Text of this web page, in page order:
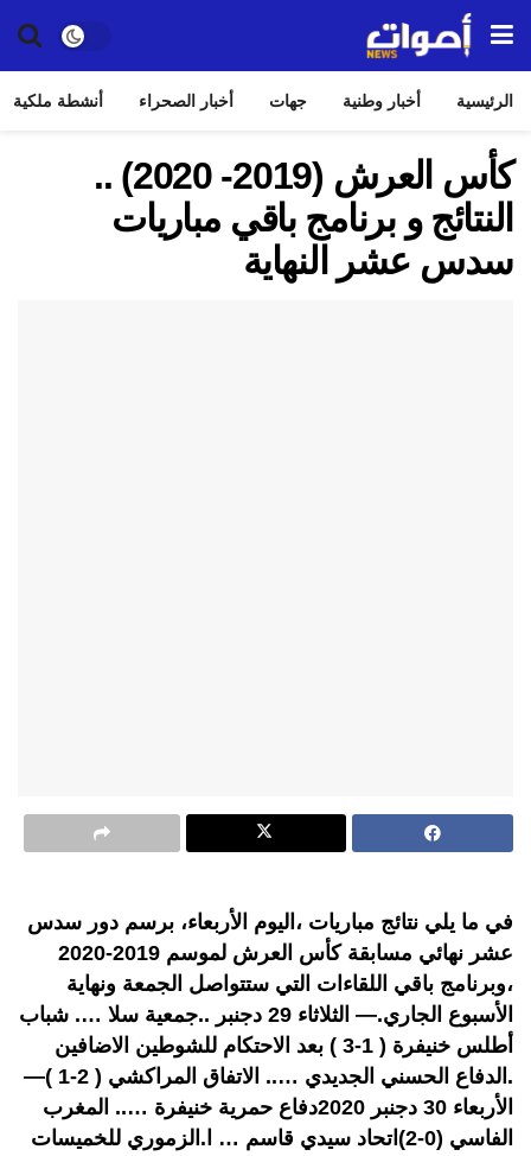
الرئيسية أخبار وطنية جهات أخبار الصحراء أنشطة ملكية
كأس العرش (2019- 2020) ..
النتائج و برنامج باقي مباريات
سدس عشر النهاية
في ما يلي نتائج مباريات ،اليوم الأربعاء، برسم دور سدس
عشر نهائي مسابقة كأس العرش لموسم 2019-2020
،وبرنامج باقي اللقاءات التي ستتواصل الجمعة ونهاية
الأسبوع الجاري.— الثلاثاء 29 دجنبر ..جمعية سلا …. شباب
أطلس خنيفرة ( 1-3 ) بعد الاحتكام للشوطين الاضافين
.الدفاع الحسني الجديدي ….. الاتفاق المراكشي ( 2-1 )—
الأربعاء 30 دجنبر 2020دفاع حمرية خنيفرة ….. المغرب
الفاسي (0-2)اتحاد سيدي قاسم … ا.الزموري للخميسات